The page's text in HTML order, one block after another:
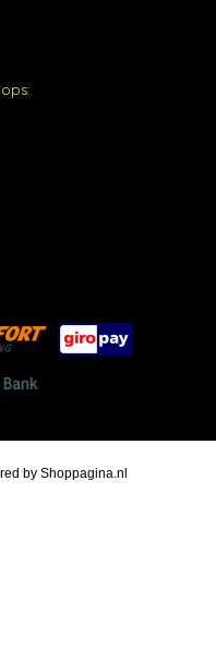
by Shoppagina.nl